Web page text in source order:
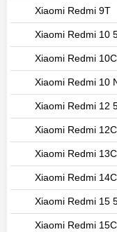
Xiaomi Redmi 9T
Xiaomi Redmi 10
Xiaomi Redmi 10C
Xiaomi Redmi 10
Xiaomi Redmi 12
Xiaomi Redmi 12C
Xiaomi Redmi 13C
Xiaomi Redmi 14C
Xiaomi Redmi 15
Xiaomi Redmi 15C